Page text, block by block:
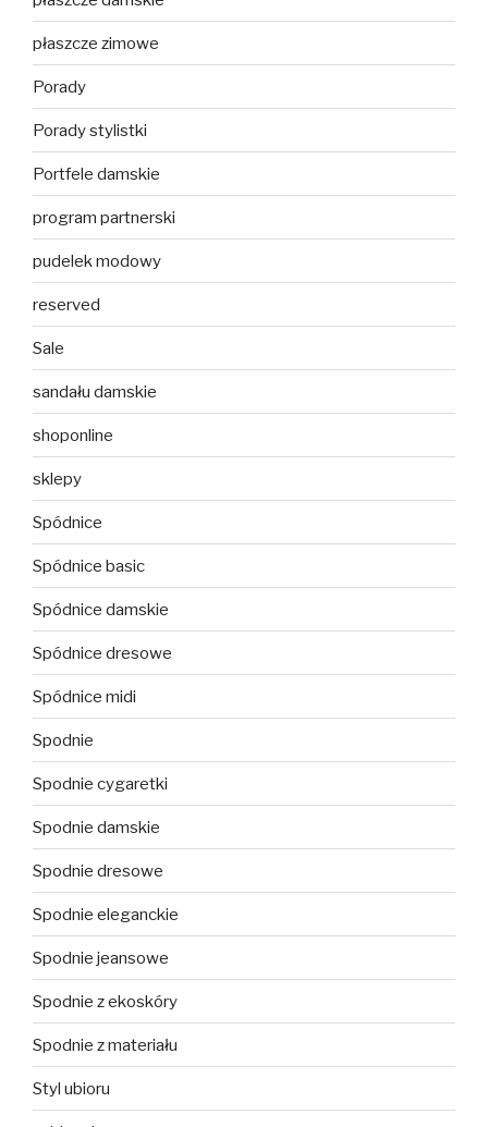
płaszcze zimowe
Porady
Porady stylistki
Portfele damskie
program partnerski
pudelek modowy
reserved
Sale
sandału damskie
shoponline
sklepy
Spódnice
Spódnice basic
Spódnice damskie
Spódnice dresowe
Spódnice midi
Spodnie
Spodnie cygaretki
Spodnie damskie
Spodnie dresowe
Spodnie eleganckie
Spodnie jeansowe
Spodnie z ekoskóry
Spodnie z materiału
Styl ubioru